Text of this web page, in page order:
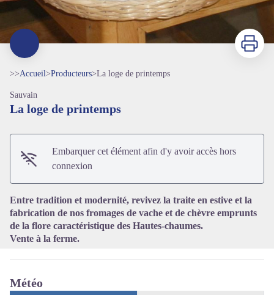
Voir l'image en plein écran
Imprimer
>>Accueil>Producteurs>La loge de printemps
Sauvain
La loge de printemps
Embarquer cet élément afin d'y avoir accès hors
connexion
Entre tradition et modernité, revivez la traite en estive et la
fabrication de nos fromages de vache et de chèvre emprunts
de la flore caractéristique des Hautes-chaumes.
Vente à la ferme.
Météo